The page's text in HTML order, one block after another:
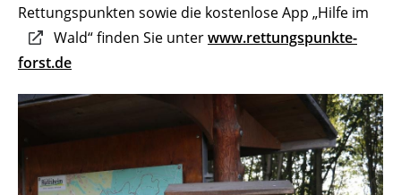
Rettungspunkten sowie die kostenlose App „Hilfe im
Wald“ finden Sie unterwww.rettungspunkte-
forst.de